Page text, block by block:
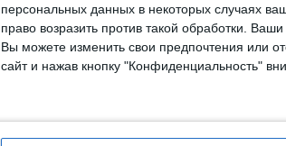
персональных данных в некоторых случаях
право возразить против такой обработки.
Вы можете изменить свои предпочтения или
сайт и нажав кнопку "Конфиденциальность"